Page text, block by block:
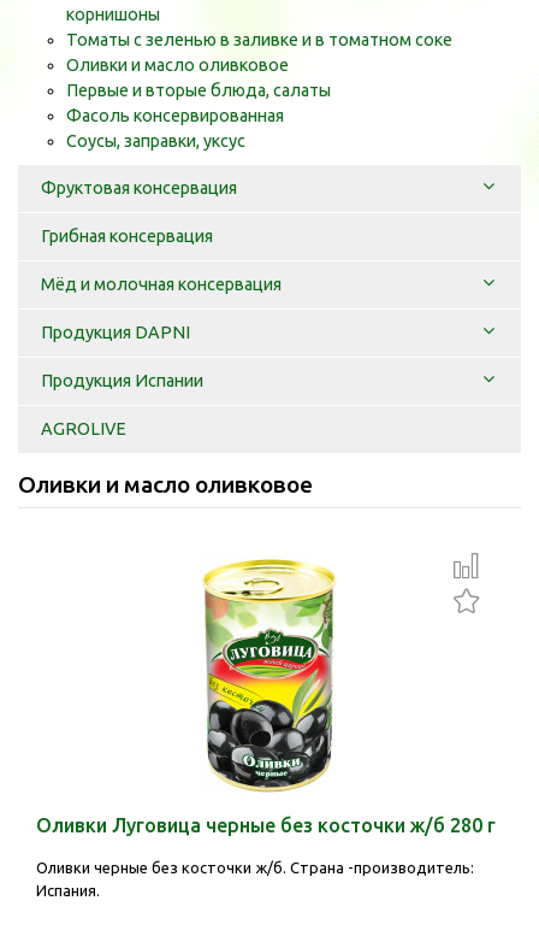
корнишоны
Томаты с зеленью в заливке и в томатном соке
Оливки и масло оливковое
Первые и вторые блюда, салаты
Фасоль консервированная
Соусы, заправки, уксус
Фруктовая консервация
Грибная консервация
Мёд и молочная консервация
Продукция DAPNI
Продукция Испании
AGROLIVE
Оливки и масло оливковое
Оливки Луговица черные без косточки ж/б 280 г
Оливки черные без косточки ж/б. Страна -производитель:
Испания.